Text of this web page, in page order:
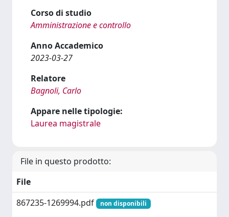
Corso di studio
Amministrazione e controllo
Anno Accademico
2023-03-27
Relatore
Bagnoli, Carlo
Appare nelle tipologie:
Laurea magistrale
File in questo prodotto:
File
867235-1269994.pdf
non disponibili